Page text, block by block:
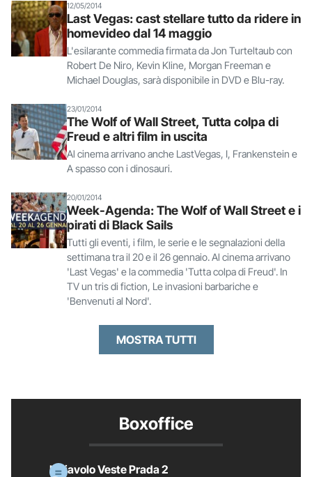
12/05/2014
Last Vegas: cast stellare tutto da ridere in
homevideo dal 14 maggio
L'esilarante commedia firmata da Jon Turteltaub con
Robert De Niro, Kevin Kline, Morgan Freeman e
Michael Douglas, sarà disponibile in DVD e Blu-ray.
23/01/2014
The Wolf of Wall Street, Tutta colpa di
Freud e altri film in uscita
Al cinema arrivano anche LastVegas, I, Frankenstein e
A spasso con i dinosauri.
20/01/2014
Week-Agenda: The Wolf of Wall Street e i
pirati di Black Sails
Tutti gli eventi, i film, le serie e le segnalazioni della
settimana tra il 20 e il 26 gennaio. Al cinema arrivano
'Last Vegas' e la commedia 'Tutta colpa di Freud'. In
TV un tris di fiction, Le invasioni barbariche e
'Benvenuti al Nord'.
MOSTRA TUTTI
Boxoffice
Il Diavolo Veste Prada 2